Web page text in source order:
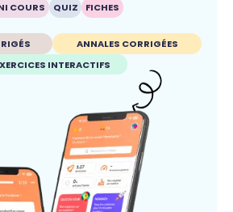
COURS QUIZ FICHES
ANNALES CORRIGÉES
INTERACTIFS